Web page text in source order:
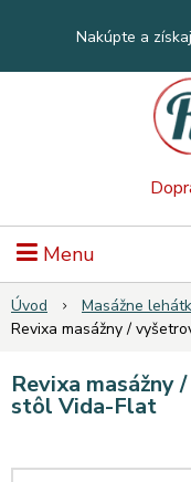
Nakúpte a
Menu
Úvod Masážne
Revixa masážny /
Revixa masážny
stôl Vida-Flat